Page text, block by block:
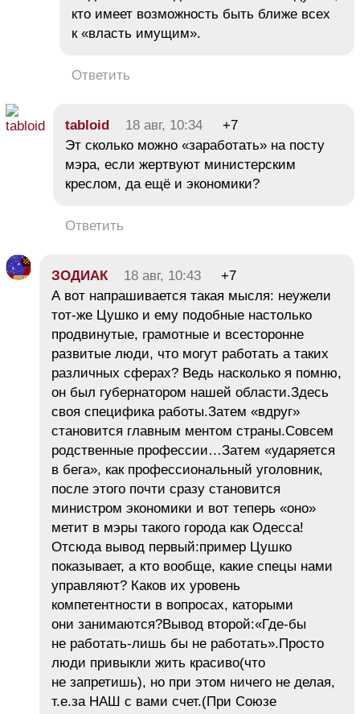
кто имеет возможность быть ближе всех
к «власть имущим».
Ответить
tabloid 18 авг, 10:34
+7
Эт сколько можно «заработать» на посту
мэра, если жертвуют министерским
креслом, да ещё и экономики?
Ответить
ЗОДИАК 18 авг, 10:43
+7
А вот напрашивается такая мысля: неужели
тот-же Цушко и ему подобные настолько
продвинутые, грамотные и всесторонне
развитые люди, что могут работать а таких
различных сферах? Ведь насколько я помню,
он был губернатором нашей области.Здесь
своя специфика работы.Затем «вдруг»
становится главным ментом страны.Совсем
родственные профессии…Затем «ударяется
в бега», как профессиональный уголовник,
после этого почти сразу становится
министром экономики и вот теперь «оно»
метит в мэры такого города как Одесса!
Отсюда вывод первый:пример Цушко
показывает, а кто вообще, какие спецы нами
управляют? Каков их уровень
компетентности в вопросах, каторыми
они занимаются?Вывод второй:«Где-бы
не работать-лишь бы не работать».Просто
люди привыкли жить красиво(что
не запретишь), но при этом ничего не делая,
т.е.за НАШ с вами счет.(При Союзе